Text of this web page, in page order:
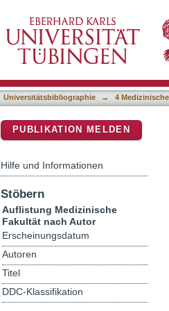
Universitätsbibliographie → 4
PUBLIKATION MELDEN
Hilfe und Informationen
Stöbern
Auflistung Medizinische
Fakultät nach Autor
Erscheinungsdatum
Autoren
Titel
DDC-Klassifikation